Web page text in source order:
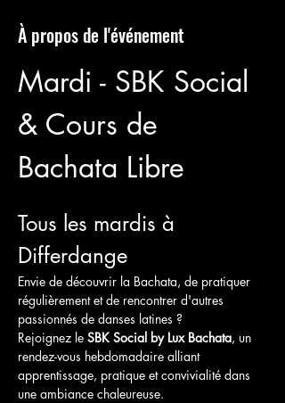
À propos de l'événement
Mardi - SBK Social
& Cours de
Bachata Libre
Tous les mardis à
Differdange
Envie de découvrir la Bachata, de pratiquer
régulièrement et de rencontrer d'autres
passionnés de danses latines ?
Rejoignez le SBK Social by Lux Bachata, un
rendez-vous hebdomadaire alliant
apprentissage, pratique et convivialité dans
une ambiance chaleureuse.